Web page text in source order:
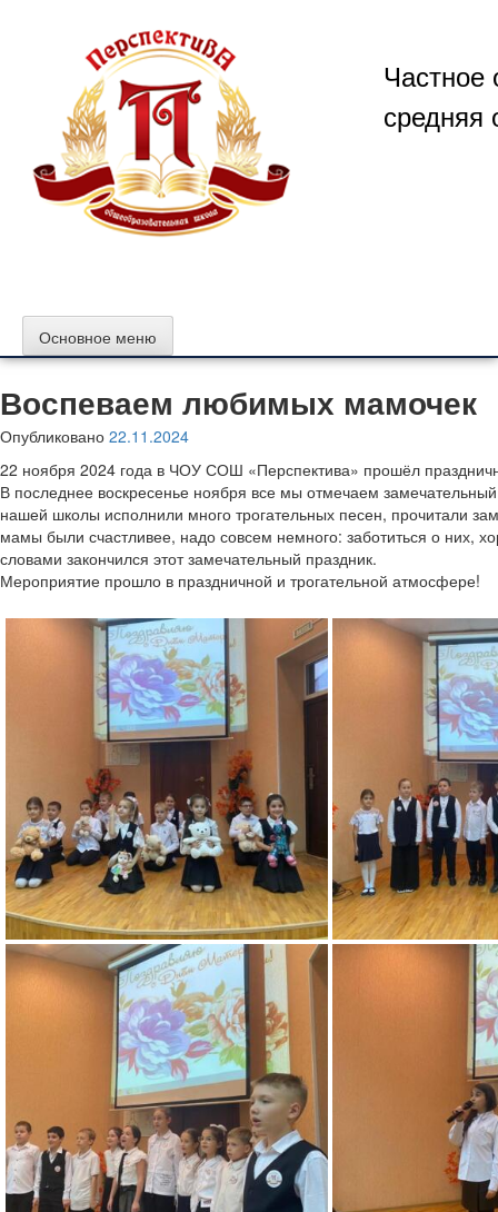
содержимому
Частное
средняя
Основное меню
Воспеваем любимых мамочек
Опубликовано 22.11.2024
22 ноября 2024 года в ЧОУ СОШ «Перспектива» прошёл
В последнее воскресенье ноября все мы отмечаем
нашей школы исполнили много трогательных песен, прочитали
мамы были счастливее, надо совсем немного: заботиться о них,
словами закончился этот замечательный праздник.
Мероприятие прошло в праздничной и трогательной атмосфере!